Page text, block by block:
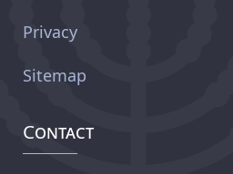
Privacy
Sitemap
Contact